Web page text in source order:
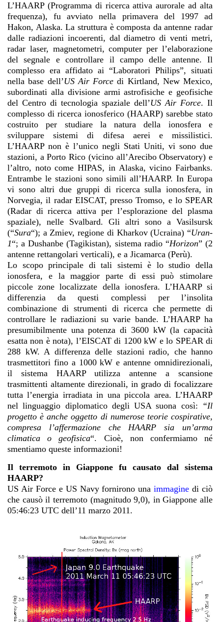
L’HAARP (Programma di ricerca attiva aurorale ad alta
frequenza), fu avviato nella primavera del 1997 ad
Hakon, Alaska. La struttura è composta da antenne radar
dalle radiazioni incoerenti, dal diametro di venti metri,
radar laser, magnetometri, computer per l’elaborazione
del segnale e controllare il campo delle antenne. Il
complesso era affidato ai “Laboratori Philips”, situati
nella base dell’US Air Force di Kirtland, New Mexico,
subordinati alla divisione armi astrofisiche e geofisiche
del Centro di tecnologia spaziale dell’US Air Force. Il
complesso di ricerca ionosferico (HAARP) sarebbe stato
costruito per studiare la natura della ionosfera e
sviluppare sistemi di difesa aerei e missilistici.
L’HAARP non è l’unico negli Stati Uniti, vi sono due
stazioni, a Porto Rico (vicino all’Arecibo Observatory) e
l’altro, noto come HIPAS, in Alaska, vicino Fairbanks.
Entrambe le stazioni sono simili all’HAARP. In Europa
vi sono altri due gruppi di ricerca sulla ionosfera, in
Norvegia, il radar EISCAT, presso Tromso, e lo SPEAR
(Radar di ricerca attiva per l’esplorazione del plasma
spaziale), nelle Svalbard. Gli altri sono a Vasilsursk
(“Sura“); a Zmiev, regione di Kharkov (Ucraina) “Uran-
1“; a Dushanbe (Tagikistan), sistema radio “Horizon”(2
antenne rettangolari verticali), e a Jicamarca (Perù).
Lo scopo principale di tali sistemi è lo studio della
ionosfera, e la maggior parte di essi può stimolare
piccole zone localizzate della ionosfera. L’HAARP si
differenzia da questi complessi per l’insolita
combinazione di strumenti di ricerca che permette di
controllare le radiazioni su varie bande. L’HAARP ha
presumibilmente una potenza di 3600 kW (la capacità
esatta non è nota), l’EISCAT di 1200 kW e lo SPEAR di
288 kW. A differenza delle stazioni radio, che hanno
trasmettitori fino a 1000 kW e antenne omnidirezionali,
il sistema HAARP utilizza antenne a scansione
trasmittenti altamente direzionali, in grado di focalizzare
tutta l’energia irradiata in una piccola area. L’HAARP
nel linguaggio diplomatico degli USA suona così: “Il
progetto è anche oggetto di numerose teorie cospirative,
compresa l’affermazione che HAARP sia un’arma
climatica o geofisica“. Cioè, non confermiamo né
smentiamo queste informazioni!
Il terremoto in Giappone fu causato dal sistema
HAARP?
US Air Force e US Navy fornirono unaimmagine di ciò
che causò il terremoto (magnitudo 9,0), in Giappone alle
05:46:23 UTC dell’11 marzo 2011.